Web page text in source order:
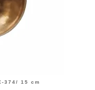
374/ 15 cm